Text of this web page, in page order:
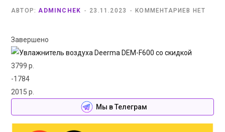
АВТОР: ADMINCHEK 23.11.2023 КОММЕНТАРИЕВ НЕТ
Завершено
3799 р.
-1784
2015 р.
Мы в Телеграм